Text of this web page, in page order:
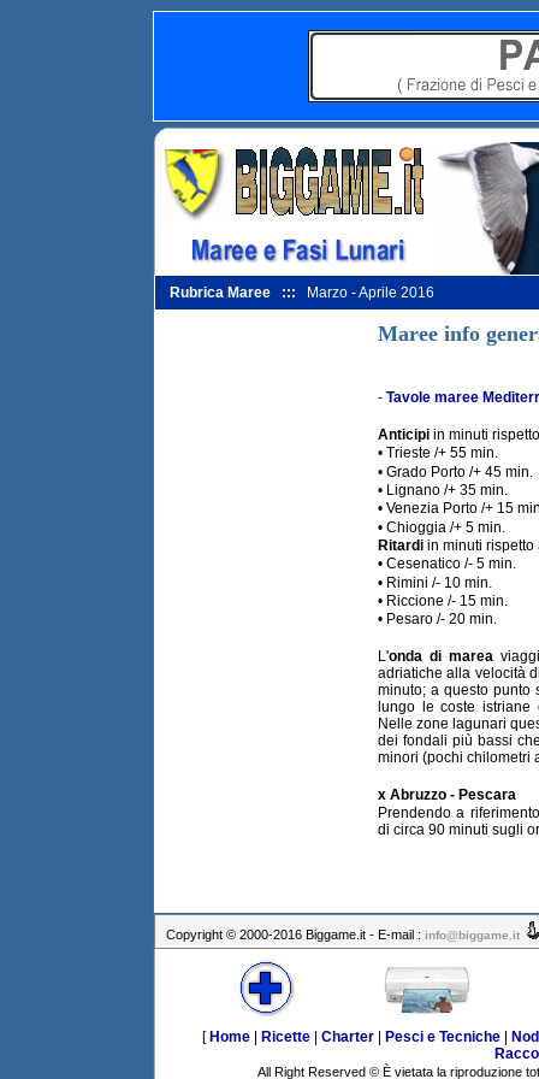
Rubrica Maree ::: Marzo - Aprile 2016
Maree info
- Tavole maree
Anticipi in minuti
• Trieste /+ 55 min.
• Grado Porto /+ 45 min.
• Lignano /+ 35 min.
• Venezia Porto /+ 15
• Chioggia /+ 5 min.
Ritardi in minuti
• Cesenatico /- 5 min.
• Rimini /- 10 min.
• Riccione /- 15 min.
• Pesaro /- 20 min.
L'onda di marea
adriatiche alla velocità
minuto; a questo punto
lungo le coste
Nelle zone lagunari
dei fondali più bassi
minori (pochi chilometri
x Abruzzo - Pescara
Prendendo a
di circa 90 minuti sugli
Copyright © 2000-2016 Biggame.it - E-mail : info@biggame.it
[ Home| Ricette| Charter| Pesci e Tecniche|
All Right Reserved © È vietata la riproduzione